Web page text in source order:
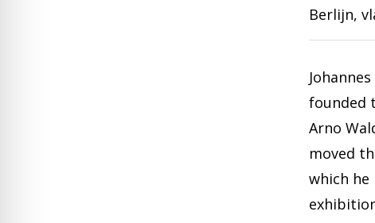
Berlijn,
founded
Arno
moved
which he